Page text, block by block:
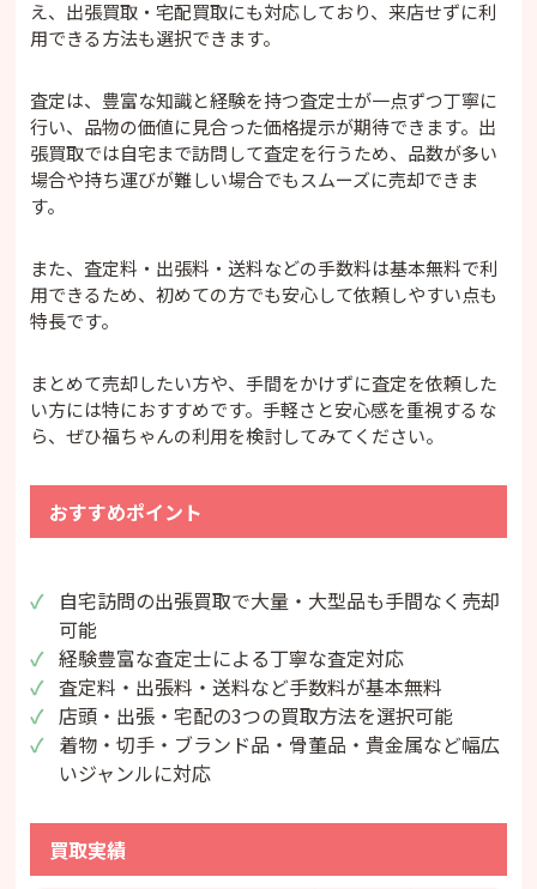
え、出張買取・宅配買取にも対応しており、来店せずに利
用できる方法も選択できます。
査定は、豊富な知識と経験を持つ査定士が一点ずつ丁寧に
行い、品物の価値に見合った価格提示が期待できます。出
張買取では自宅まで訪問して査定を行うため、品数が多い
場合や持ち運びが難しい場合でもスムーズに売却できま
す。
また、査定料・出張料・送料などの手数料は基本無料で利
用できるため、初めての方でも安心して依頼しやすい点も
特長です。
まとめて売却したい方や、手間をかけずに査定を依頼した
い方には特におすすめです。手軽さと安心感を重視するな
ら、ぜひ福ちゃんの利用を検討してみてください。
おすすめポイント
自宅訪問の出張買取で大量・大型品も手間なく売却
可能
経験豊富な査定士による丁寧な査定対応
査定料・出張料・送料など手数料が基本無料
店頭・出張・宅配の3つの買取方法を選択可能
着物・切手・ブランド品・骨董品・貴金属など幅広
いジャンルに対応
買取実績